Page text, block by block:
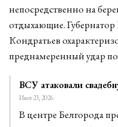
непосредственно на
отдыхающие.
Кондратьев
преднамеренный удар
ВСУ атаковали
Июл 23, 2026
В центре Белгорода